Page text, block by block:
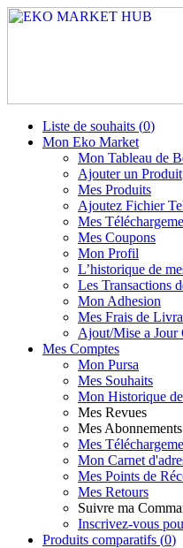
Liste de souhaits (0)
Mon Eko Market
Mon Tableau de
Ajouter un Produit
Mes Produits
Ajoutez Fichier
Mes
Mes Coupons
Mon Profil
L’historique de
Les Transactions
Mon Adhesion
Mes Frais de
Ajout/Mise a Jour
Mes Comptes
Mon Pursa
Mes Souhaits
Mon Historique
Mes Revues
Mes Abonnements
Mes
Mon Carnet
Mes Points de
Mes Retours
Suivre ma
Inscrivez-vous
Produits comparatifs (0)